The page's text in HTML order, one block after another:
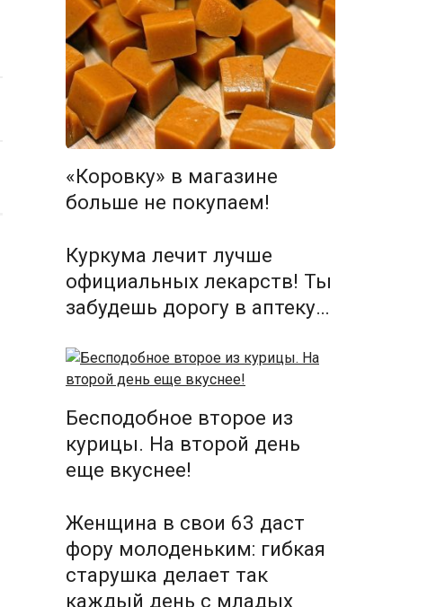
«Коровку» в магазине
больше не покупаем!
Куркума лечит лучше
официальных лекарств! Ты
забудешь дорогу в аптеку…
Бесподобное второе из
курицы. На второй день
еще вкуснее!
Женщина в свои 63 даст
фору молоденьким: гибкая
старушка делает так
каждый день с младых